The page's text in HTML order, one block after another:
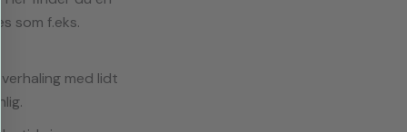
som f.eks.
med lidt